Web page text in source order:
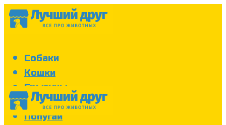
Собаки
Кошки
Грызуны
Аквариум
Попугаи